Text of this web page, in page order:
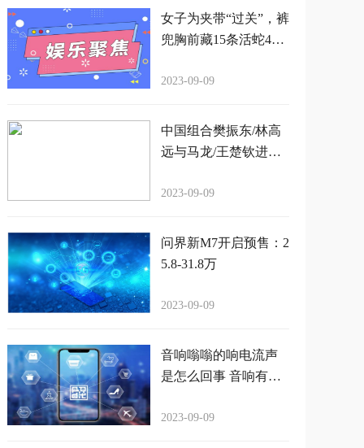
女子为夹带“过关”，裤
兜胸前藏15条活蛇4只
2023-09-09
中国组合樊振东/林高
远与马龙/王楚钦进军
力碾压韩国组合
2023-09-09
问界新M7开启预售：2
5.8-31.8万
2023-09-09
音响嗡嗡的响电流声
是怎么回事 音响有电
2023-09-09